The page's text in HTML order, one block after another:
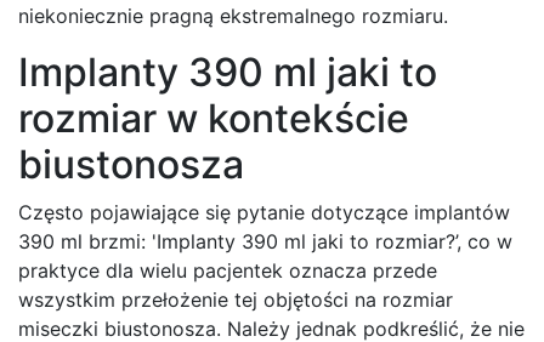
niekoniecznie pragną ekstremalnego rozmiaru.
Implanty 390 ml jaki to
rozmiar w kontekście
biustonosza
Często pojawiające się pytanie dotyczące implantów
390 ml brzmi: 'Implanty 390 ml jaki to rozmiar?’, co w
praktyce dla wielu pacjentek oznacza przede
wszystkim przełożenie tej objętości na rozmiar
miseczki biustonosza. Należy jednak podkreślić, że nie